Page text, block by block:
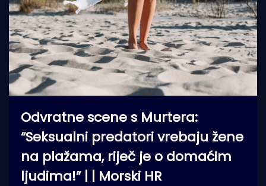
Odvratne scene s Murtera:
“Seksualni predatori vrebaju žene
na plažama, riječ je o domaćim
ljudima!” | | Morski HR